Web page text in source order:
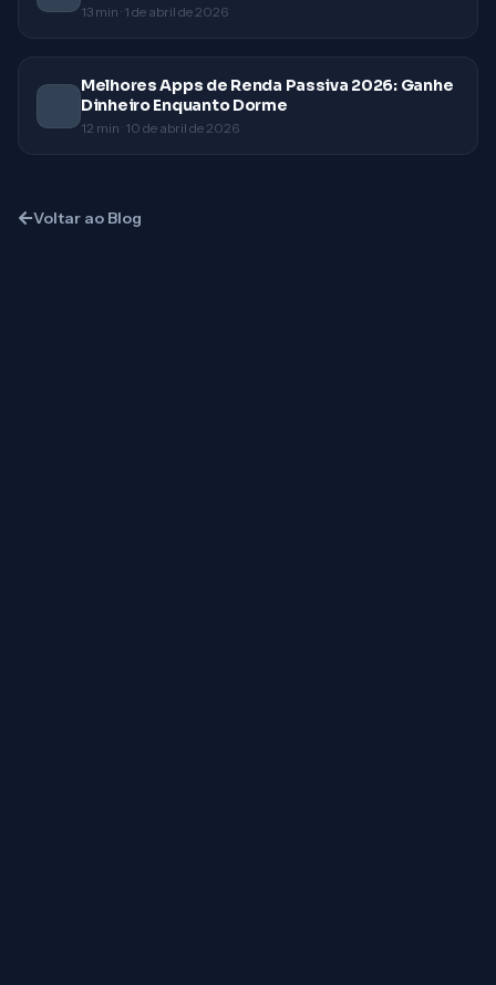
13 min · 1 de abril de 2026
Melhores Apps de Renda Passiva 2026: Ganhe
Dinheiro Enquanto Dorme
12 min · 10 de abril de 2026
Voltar ao Blog